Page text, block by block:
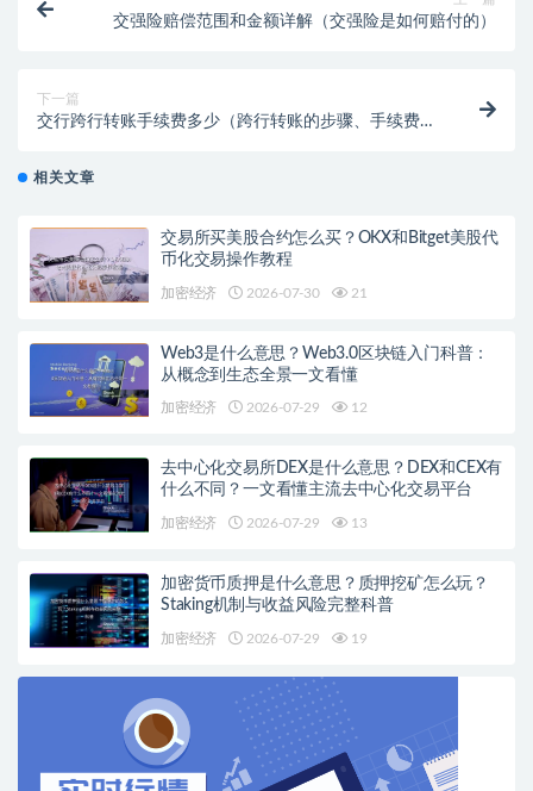
交强险赔偿范围和金额详解（交强险是如何赔付的）
下一篇
交行跨行转账手续费多少（跨行转账的步骤、手续费及
相关文章
交易所买美股合约怎么买？OKX和Bitget美股代
币化交易操作教程
加密经济 2026-07-30 21
Web3是什么意思？Web3.0区块链入门科普：
从概念到生态全景一文看懂
加密经济 2026-07-29 12
去中心化交易所DEX是什么意思？DEX和CEX有
什么不同？一文看懂主流去中心化交易平台
加密经济 2026-07-29 13
加密货币质押是什么意思？质押挖矿怎么玩？
Staking机制与收益风险完整科普
加密经济 2026-07-29 19